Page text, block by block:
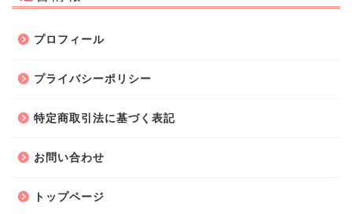
プロフィール
プライバシーポリシー
特定商取引法に基づく表記
お問い合わせ
トップページ